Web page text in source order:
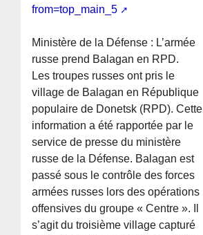
from=top_main_5
Ministère de la Défense : L’armée
russe prend Balagan en RPD.
Les troupes russes ont pris le
village de Balagan en République
populaire de Donetsk (RPD). Cette
information a été rapportée par le
service de presse du ministère
russe de la Défense. Balagan est
passé sous le contrôle des forces
armées russes lors des opérations
offensives du groupe « Centre ». Il
s’agit du troisième village capturé